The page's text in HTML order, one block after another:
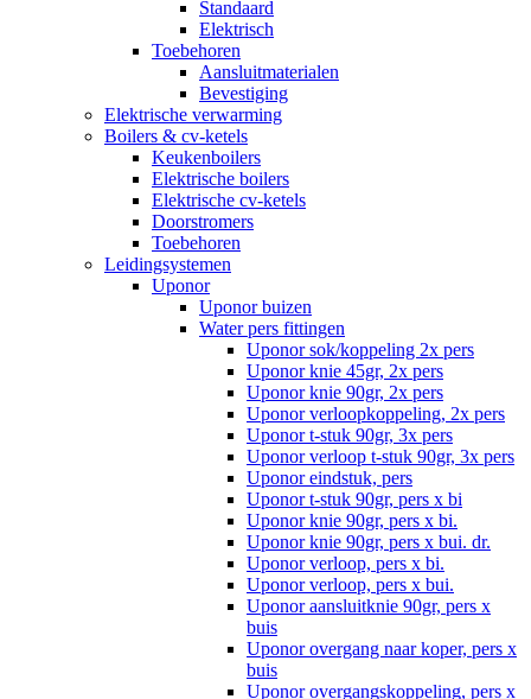
Standaard
Elektrisch
Toebehoren
Aansluitmaterialen
Bevestiging
Elektrische verwarming
Boilers & cv-ketels
Keukenboilers
Elektrische boilers
Elektrische cv-ketels
Doorstromers
Toebehoren
Leidingsystemen
Uponor
Uponor buizen
Water pers fittingen
Uponor sok/koppeling 2x pers
Uponor knie 45gr, 2x pers
Uponor knie 90gr, 2x pers
Uponor verloopkoppeling, 2x pers
Uponor t-stuk 90gr, 3x pers
Uponor verloop t-stuk 90gr, 3x pers
Uponor eindstuk, pers
Uponor t-stuk 90gr, pers x bi
Uponor knie 90gr, pers x bi.
Uponor knie 90gr, pers x bui. dr.
Uponor verloop, pers x bi.
Uponor verloop, pers x bui.
Uponor aansluitknie 90gr, pers x
buis
Uponor overgang naar koper, pers x
buis
Uponor overgangskoppeling, pers x